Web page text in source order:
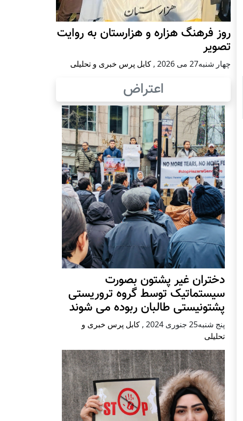
روز فرهنگ هزاره و هزارستان به روایت
تصویر
چهار شنبه27 می 2026 , کابل پرس خبری و تحلیلی
اعتراض
دختران غیر پشتون بصورت
سیستماتیک توسط گروه تروریستی
پشتونیستی طالبان ربوده می شوند
پنج شنبه25 جنوری 2024 , کابل پرس خبری و
تحلیلی